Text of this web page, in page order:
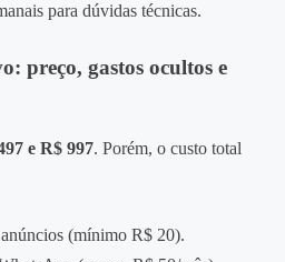
para dúvidas técnicas.
preço, gastos ocultos e
e R$ 997. Porém, o custo total
(mínimo R$ 20).